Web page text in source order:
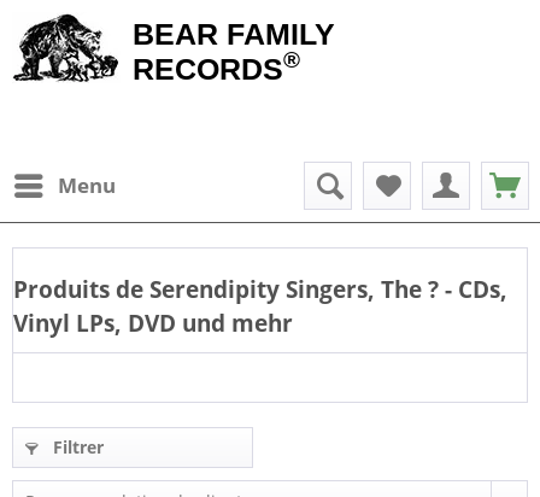
BEAR FAMILY
RECORDS®
Menu
Produits de Serendipity Singers, The? - CDs,
Vinyl LPs, DVD und mehr
Filtrer